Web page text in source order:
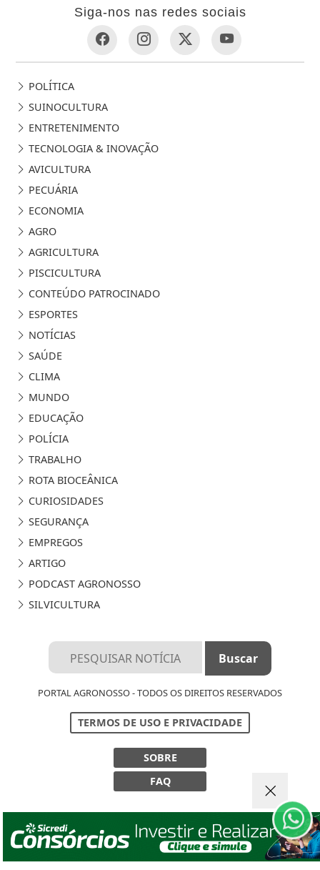
Siga-nos nas redes sociais
POLÍTICA
SUINOCULTURA
ENTRETENIMENTO
TECNOLOGIA & INOVAÇÃO
AVICULTURA
PECUÁRIA
ECONOMIA
AGRO
AGRICULTURA
PISCICULTURA
CONTEÚDO PATROCINADO
ESPORTES
NOTÍCIAS
SAÚDE
CLIMA
MUNDO
EDUCAÇÃO
POLÍCIA
TRABALHO
ROTA BIOCEÂNICA
CURIOSIDADES
SEGURANÇA
EMPREGOS
ARTIGO
PODCAST AGRONOSSO
SILVICULTURA
PORTAL AGRONOSSO - TODOS OS DIREITOS RESERVADOS
TERMOS DE USO E PRIVACIDADE
SOBRE
FAQ
Termos de Uso e Privacidade
experiência de navegação. Ao continuar o acesso,
entendemos que você concorda com nossos Termos
de Uso e Privacidade.
CLICANDO AQUI
PROSSEGUIR